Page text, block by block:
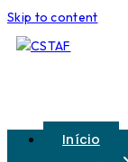
Skip to content
Início